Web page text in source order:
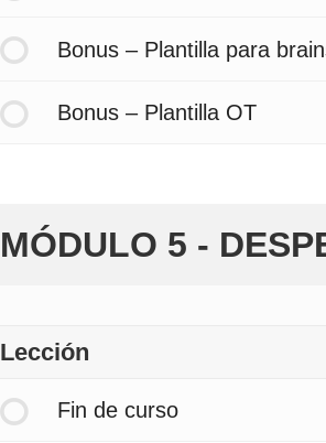
Bonus – Plantilla para
Bonus – Plantilla OT
MÓDULO 5 -
Lección
Fin de curso